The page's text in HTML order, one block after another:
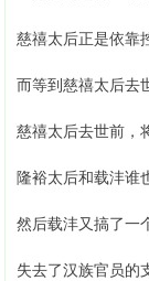
慈禧太后正是依靠
而等到慈禧太后去
慈禧太后去世前，
隆裕太后和载沣谁
然后载沣又搞了一
失去了汉族官员的